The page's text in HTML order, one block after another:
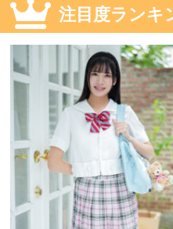
注目度ランキ